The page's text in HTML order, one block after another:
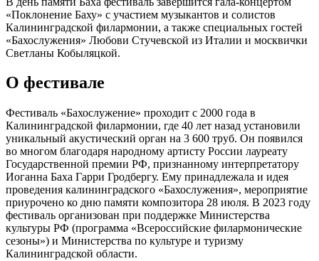
«Поклонение Баху» с участием музыкантов и солистов
Калининградской филармонии, а также специальных гостей
«Бахослужения» Любови Стучевской из Италии и москвички
Светланы Кобыляцкой.
О фестивале
Фестиваль «Бахослужение» проходит с 2000 года в
Калининградской филармонии, где 40 лет назад установили
уникальный акустический орган на 3 600 труб. Он появился
во многом благодаря народному артисту России лауреату
Государственной премии РФ, признанному интерпретатору
Иоганна Баха Гарри Гродбергу. Ему принадлежала и идея
проведения калининградского «Бахослужения», мероприятие
приурочено ко дню памяти композитора 28 июля. В 2023 году
фестиваль организован при поддержке Министерства
культуры РФ (программа «Всероссийские филармонические
сезоны») и Министерства по культуре и туризму
Калининградской области.